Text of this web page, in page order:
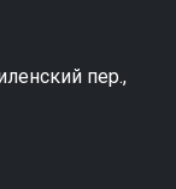
пер.,